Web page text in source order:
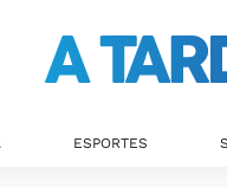
ESPORTES